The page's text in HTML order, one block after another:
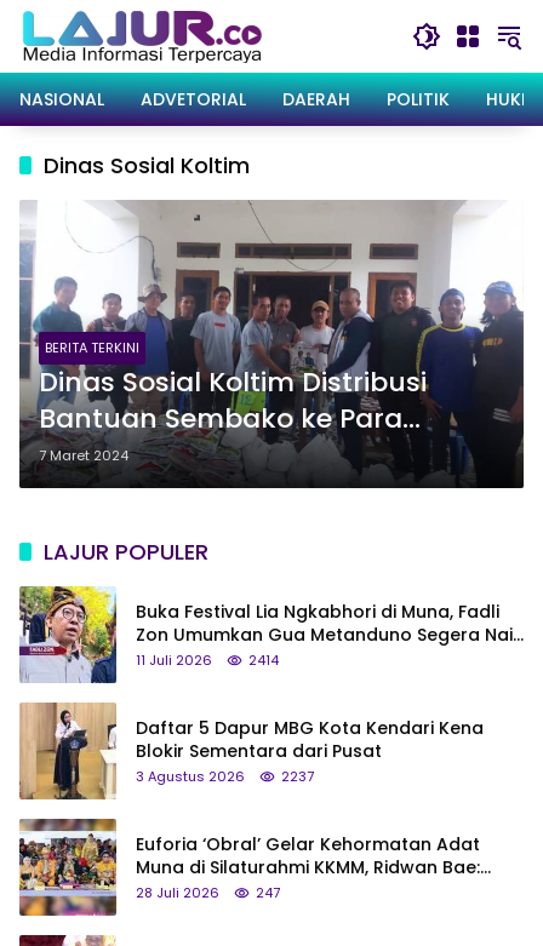
Langsung
konten
NASIONAL
ADVETORIAL DAERAH POLITIK
Dinas Sosial Koltim
BERITA TERKINI
Dinas Sosial Koltim Distribusi
Bantuan Sembako ke Para
Korban Banjir Uluiwoi
7 Maret 2024
LAJUR POPULER
Buka Festival Lia Ngkabhori di Muna, Fadli
Zon Umumkan Gua Metanduno Segera Naik
Status Jadi Cagar Budaya Nasional
11 Juli 2026 2414
Daftar 5 Dapur MBG Kota Kendari Kena
Blokir Sementara dari Pusat
3 Agustus 2026 2237
Euforia ‘Obral’ Gelar Kehormatan Adat
Muna di Silaturahmi KKMM, Ridwan Bae:
Saya Bukan Tipe Begitu, Belum Pantas!
28 Juli 2026 247